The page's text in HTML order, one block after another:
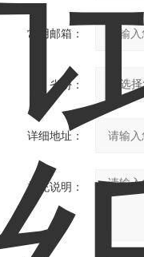
常用邮箱：
省份：
详细地址：
补充说明：